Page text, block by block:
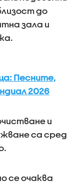
до
зала и
Песните,
2026
и
са сред
се очаква